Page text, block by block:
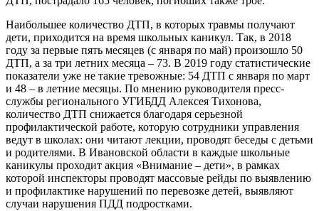
Наибольшее количество ДТП, в которых травмы получают
дети, приходится на время школьных каникул. Так, в 2018
году за первые пять месяцев (с января по май) произошло 50
ДТП, а за три летних месяца – 73. В 2019 году статистические
показатели уже не такие тревожные: 54 ДТП с января по март
и 48 – в летние месяцы. По мнению руководителя пресс-
службы регионального УГИБДД Алексея Тихонова,
количество ДТП снижается благодаря серьезной
профилактической работе, которую сотрудники управления
ведут в школах: они читают лекции, проводят беседы с детьми
и родителями. В Ивановской области в каждые школьные
каникулы проходит акция «Внимание – дети», в рамках
которой инспекторы проводят массовые рейды по выявлению
и профилактике нарушений по перевозке детей, выявляют
случаи нарушения ПДД подростками.